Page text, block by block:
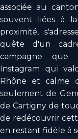
associée au
souvent liées à
proximité,
quête d'un
campagne que
Instagram qui
Rhône et calme
seulement de
de Cartigny de
de redécouvrir
en restant fidèle à